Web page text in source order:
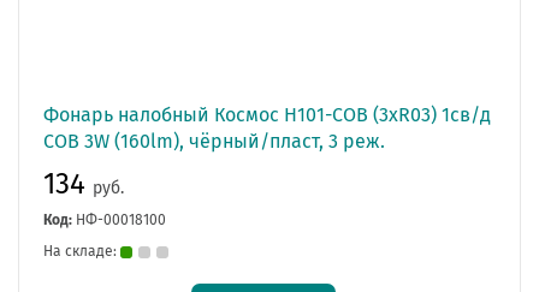
Фонарь налобный Космос H101-COB (3xR03) 1св/д
COB 3W (160lm), чёрный/пласт, 3 реж.
134 руб.
Код: НФ-00018100
На складе: